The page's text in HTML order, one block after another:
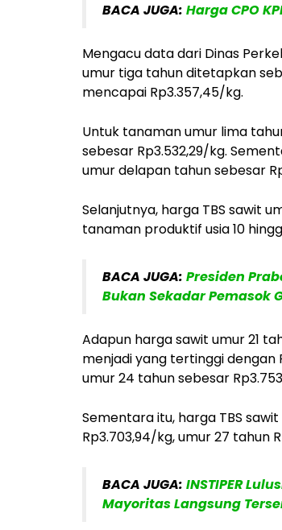
BACA JUGA: Harga CPO
Mengacu data dari Dinas
umur tiga tahun ditetapkan
mencapai Rp3.357,45/kg.
Untuk tanaman umur lima
sebesar Rp3.532,29/kg.
umur delapan tahun sebesar
Selanjutnya, harga TBS sawit
tanaman produktif usia 10
BACA JUGA: Presiden
Bukan Sekadar Pemasok
Adapun harga sawit umur 21
menjadi yang tertinggi dengan
umur 24 tahun sebesar
Sementara itu, harga TBS
Rp3.703,94/kg, umur 27 tahun
BACA JUGA: INSTIPER
Mayoritas Langsung